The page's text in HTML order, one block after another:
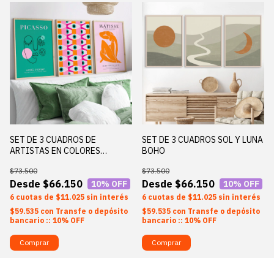
SET DE 3 CUADROS DE
ARTISTAS EN COLORES
$66.150
$73.500
10% OFF
6 $11.025 sin interés
$59.535 con Transfe o depósito
bancario :: 10% OFF
Comprar
SET DE 3 CUADROS SOL Y LUNA
BOHO
$66.150
$73.500
10% OFF
6 $11.025 sin interés
$59.535 con Transfe o depósito
bancario :: 10% OFF
Comprar